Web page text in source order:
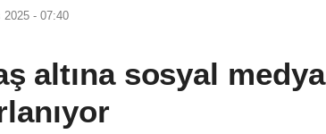
2025 - 07:40
altına sosyal medya